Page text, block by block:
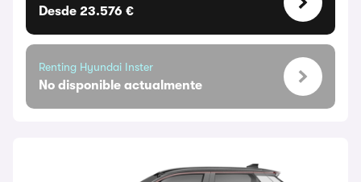
Desde 23.576 €
Renting Hyundai Inster
No disponible actualmente